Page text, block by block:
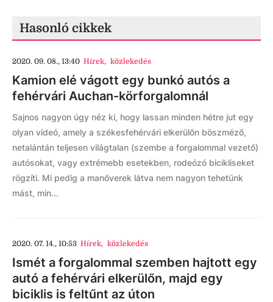
Hasonló cikkek
2020. 09. 08., 13:40 Hírek, közlekedés
Kamion elé vágott egy bunkó autós a
fehérvári Auchan-körforgalomnál
Sajnos nagyon úgy néz ki, hogy lassan minden hétre jut egy
olyan videó, amely a székesfehérvári elkerülőn böszméző,
netalántán teljesen világtalan (szembe a forgalommal vezető)
autósokat, vagy extrémebb esetekben, rodeózó bicikliseket
rögzíti. Mi pedig a manőverek látva nem nagyon tehetünk
mást, min...
2020. 07. 14., 10:53 Hírek, közlekedés
Ismét a forgalommal szemben hajtott egy
autó a fehérvári elkerülőn, majd egy
biciklis is feltűnt az úton